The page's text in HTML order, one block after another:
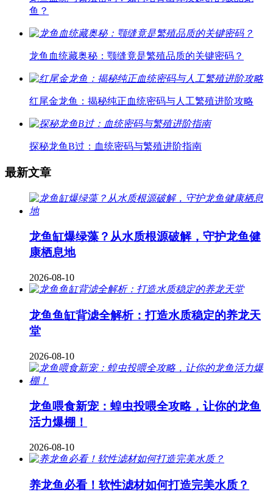
鱼？
龙鱼血统藏奥秘：颚缝竟是繁殖品质的关键密码？
红尾金龙鱼：揭秘纯正血统密码与人工繁殖进阶攻略
探秘龙鱼B过：血统密码与繁殖进阶指南
最新文章
龙鱼缸爆绿藻？从水质根源破解，守护龙鱼健
康栖息地
2026-08-10
龙鱼鱼缸背滤全解析：打造水质稳定的养龙天
堂
2026-08-10
龙鱼喂食新宠：蝗虫投喂全攻略，让你的龙鱼
活力爆棚！
2026-08-10
养龙鱼必看！软性滤材如何打造完美水质？